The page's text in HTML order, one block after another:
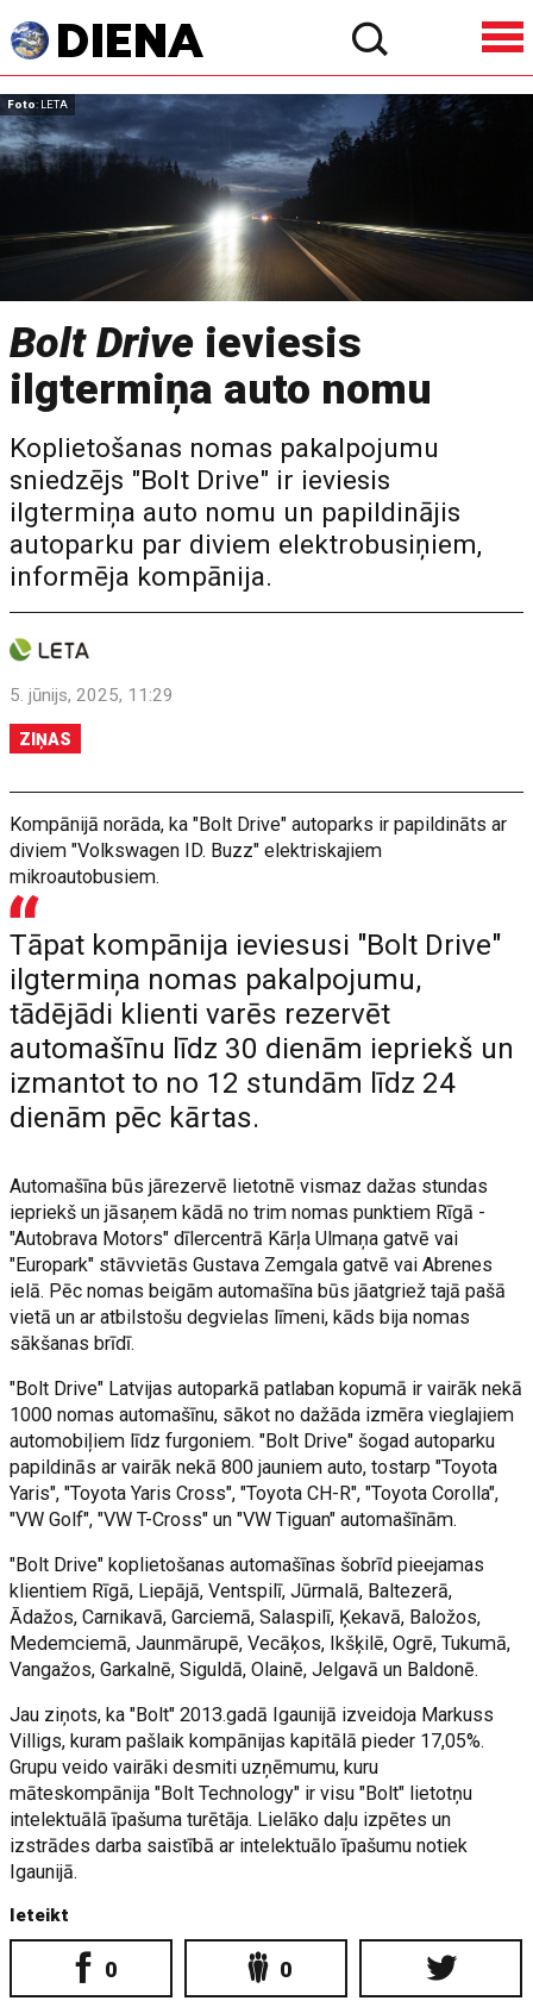
Foto: LETA
Bolt Drive ieviesis
ilgtermiņa auto nomu
Koplietošanas nomas pakalpojumu
sniedzējs "Bolt Drive" ir ieviesis
ilgtermiņa auto nomu un papildinājis
autoparku par diviem elektrobusiņiem,
informēja kompānija.
5. jūnijs, 2025, 11:29
ZIŅAS
Kompānijā norāda, ka "Bolt Drive" autoparks ir papildināts ar
diviem "Volkswagen ID. Buzz" elektriskajiem
mikroautobusiem.
Tāpat kompānija ieviesusi "Bolt Drive"
ilgtermiņa nomas pakalpojumu,
tādējādi klienti varēs rezervēt
automašīnu līdz 30 dienām iepriekš un
izmantot to no 12 stundām līdz 24
dienām pēc kārtas.
Automašīna būs jārezervē lietotnē vismaz dažas stundas
iepriekš un jāsaņem kādā no trim nomas punktiem Rīgā -
"Autobrava Motors" dīlercentrā Kārļa Ulmaņa gatvē vai
"Europark" stāvvietās Gustava Zemgala gatvē vai Abrenes
ielā. Pēc nomas beigām automašīna būs jāatgriež tajā pašā
vietā un ar atbilstošu degvielas līmeni, kāds bija nomas
sākšanas brīdī.
"Bolt Drive" Latvijas autoparkā patlaban kopumā ir vairāk nekā
1000 nomas automašīnu, sākot no dažāda izmēra vieglajiem
automobiļiem līdz furgoniem. "Bolt Drive" šogad autoparku
papildinās ar vairāk nekā 800 jauniem auto, tostarp "Toyota
Yaris", "Toyota Yaris Cross", "Toyota CH-R", "Toyota Corolla",
"VW Golf", "VW T-Cross" un "VW Tiguan" automašīnām.
"Bolt Drive" koplietošanas automašīnas šobrīd pieejamas
klientiem Rīgā, Liepājā, Ventspilī, Jūrmalā, Baltezerā,
Ādažos, Carnikavā, Garciemā, Salaspilī, Ķekavā, Baložos,
Medemciemā, Jaunmārupē, Vecāķos, Ikšķilē, Ogrē, Tukumā,
Vangažos, Garkalnē, Siguldā, Olainē, Jelgavā un Baldonē.
Jau ziņots, ka "Bolt" 2013.gadā Igaunijā izveidoja Markuss
Villigs, kuram pašlaik kompānijas kapitālā pieder 17,05%.
Grupu veido vairāki desmiti uzņēmumu, kuru
māteskompānija "Bolt Technology" ir visu "Bolt" lietotņu
intelektuālā īpašuma turētāja. Lielāko daļu izpētes un
izstrādes darba saistībā ar intelektuālo īpašumu notiek
Igaunijā.
Ieteikt
0 0